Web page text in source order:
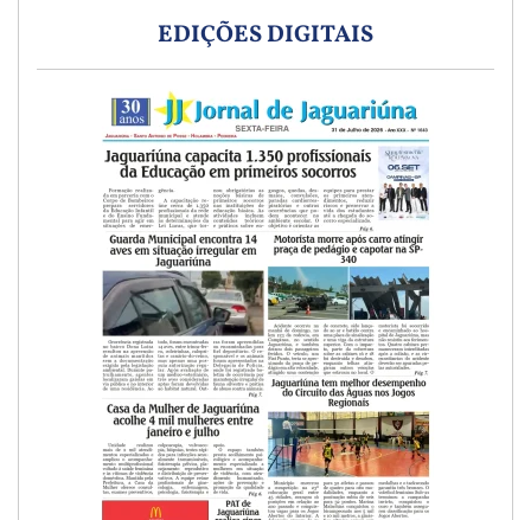
EDIÇÕES DIGITAIS